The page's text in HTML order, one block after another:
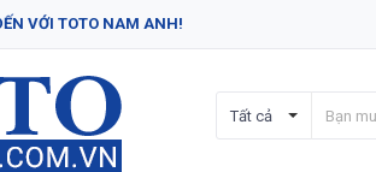
VỚI TOTO NAM ANH!
Tất cả